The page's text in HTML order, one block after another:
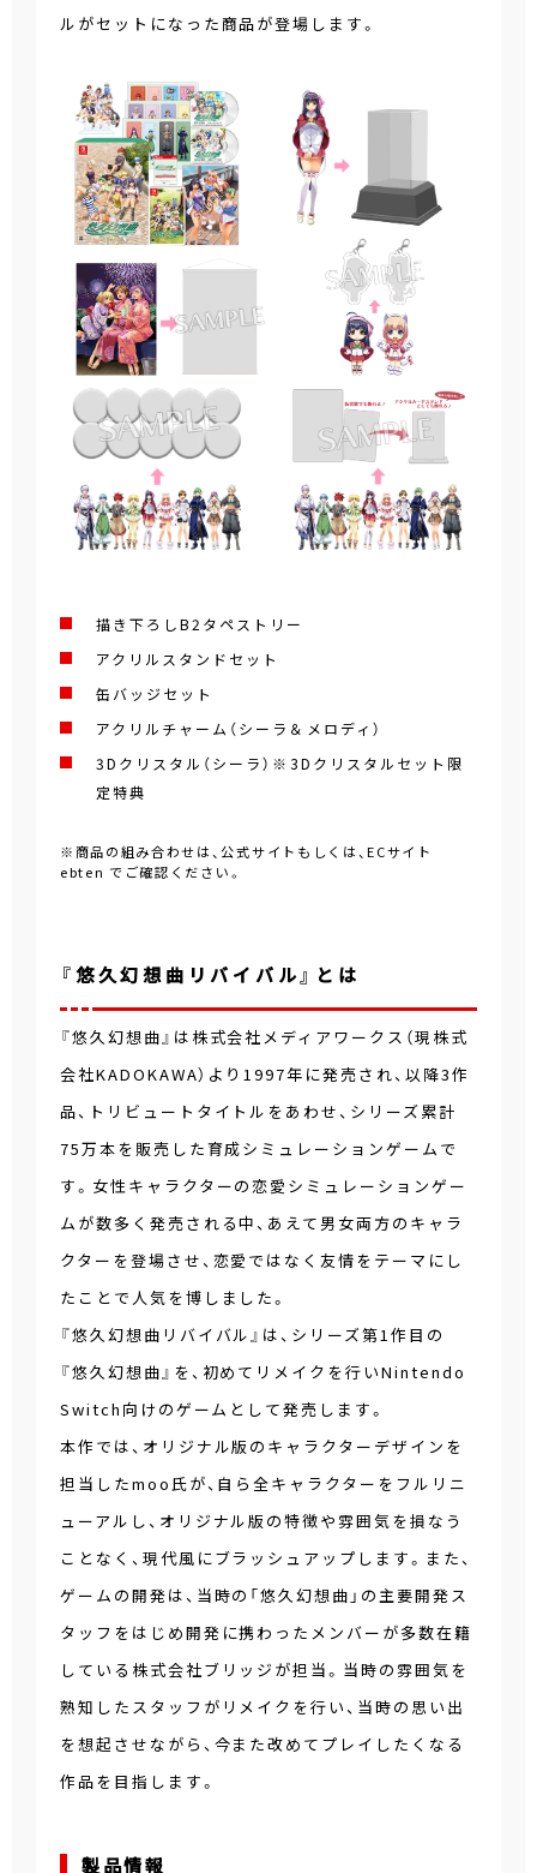
ルがセットになった商品が登場します。
描き下ろしB2タペストリー
アクリルスタンドセット
缶バッジセット
アクリルチャーム（シーラ＆メロディ）
3Dクリスタル（シーラ）※3Dクリスタルセット限
定特典
※商品の組み合わせは、公式サイトもしくは、ECサイト
ebten でご確認ください。
『悠久幻想曲リバイバル』とは
『悠久幻想曲』は株式会社メディアワークス（現株式
会社KADOKAWA）より1997年に発売され、以降3作
品、トリビュートタイトルをあわせ、シリーズ累計
75万本を販売した育成シミュレーションゲームで
す。女性キャラクターの恋愛シミュレーションゲー
ムが数多く発売される中、あえて男女両方のキャラ
クターを登場させ、恋愛ではなく友情をテーマにし
たことで人気を博しました。
『悠久幻想曲リバイバル』は、シリーズ第1作目の
『悠久幻想曲』を、初めてリメイクを行いNintendo
Switch向けのゲームとして発売します。
本作では、オリジナル版のキャラクターデザインを
担当したmoo氏が、自ら全キャラクターをフルリニ
ューアルし、オリジナル版の特徴や雰囲気を損なう
ことなく、現代風にブラッシュアップします。また、
ゲームの開発は、当時の「悠久幻想曲」の主要開発ス
タッフをはじめ開発に携わったメンバーが多数在籍
している株式会社ブリッジが担当。当時の雰囲気を
熟知したスタッフがリメイクを行い、当時の思い出
を想起させながら、今また改めてプレイしたくなる
作品を目指します。
製品情報